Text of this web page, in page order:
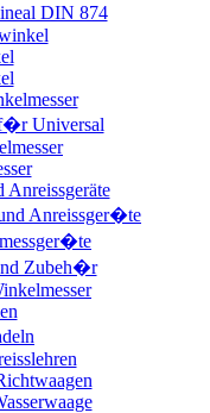
DIN 874
Universal
Anreissgeräte
Anreissger�te
Zubeh�r